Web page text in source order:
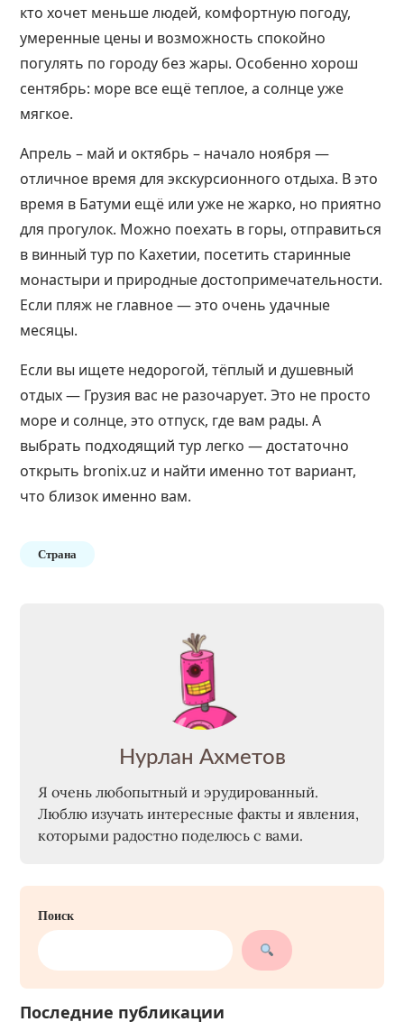
кто хочет меньше людей, комфортную погоду,
умеренные цены и возможность спокойно
погулять по городу без жары. Особенно хорош
сентябрь: море все ещё теплое, а солнце уже
мягкое.
Апрель – май и октябрь – начало ноября —
отличное время для экскурсионного отдыха. В это
время в Батуми ещё или уже не жарко, но приятно
для прогулок. Можно поехать в горы, отправиться
в винный тур по Кахетии, посетить старинные
монастыри и природные достопримечательности.
Если пляж не главное — это очень удачные
месяцы.
Если вы ищете недорогой, тёплый и душевный
отдых — Грузия вас не разочарует. Это не просто
море и солнце, это отпуск, где вам рады. А
выбрать подходящий тур легко — достаточно
открыть bronix.uz и найти именно тот вариант,
что близок именно вам.
Страна
Нурлан Ахметов
Я очень любопытный и эрудированный.
Люблю изучать интересные факты и явления,
которыми радостно поделюсь с вами.
Поиск
Последние публикации